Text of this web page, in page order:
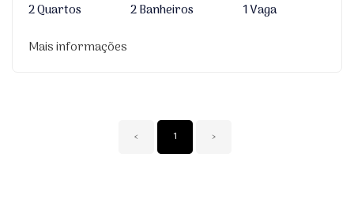
2 Quartos
2 Banheiros
1 Vaga
Mais informações
‹ 1 ›